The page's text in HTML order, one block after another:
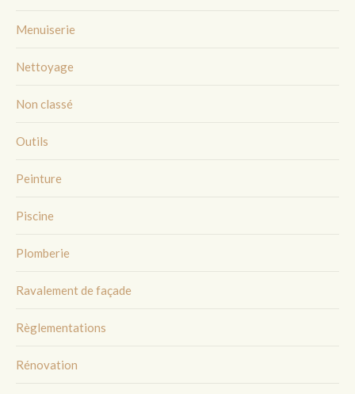
Menuiserie
Nettoyage
Non classé
Outils
Peinture
Piscine
Plomberie
Ravalement de façade
Règlementations
Rénovation